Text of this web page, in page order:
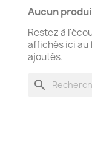
Aucun
Restez à
affichés ici au
ajoutés.
search